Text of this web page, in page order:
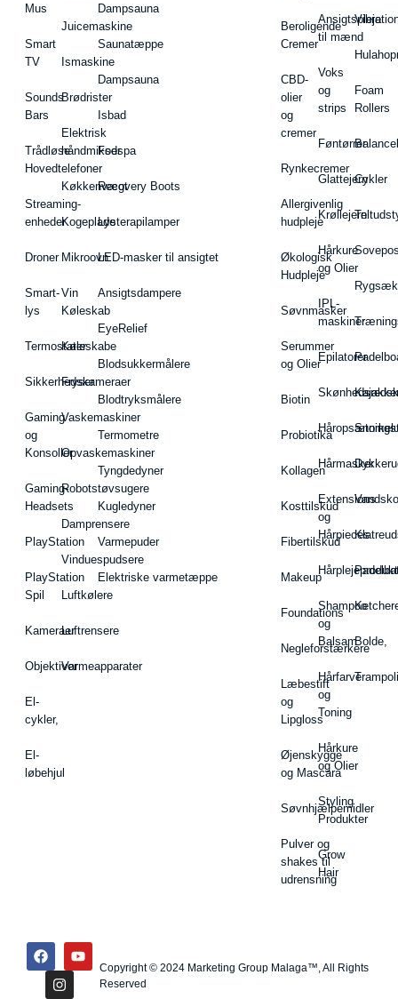
Mus
Smart
TV
Sounds
Bars
Trådløse
Hovedtelefoner
Streaming-
enheder
Droner
Smart-
lys
Termostater
Sikkerhedskameraer
Gaming
og
Konsoller
Gaming-
Headsets
PlayStation
PlayStation
Spil
Kameraer
Objektiver
El-
cykler,
El-
løbehjul
Juicemaskine
Ismaskine
Brødrister
Elektrisk
håndmikser
Køkkenvægt
Kogeplade
Mikroovn
Vin
Køleskab
Køleskabe
Fryser
Vaskemaskiner
Opvaskemaskiner
Robotstøvsugere
Damprensere
Vinduespudsere
Luftkølere
Luftrensere
Varmeapparater
Dampsauna
Saunatæppe
Dampsauna
Isbad
Fodspa
Recovery Boots
Lysterapilamper
LED-masker til ansigtet
Ansigtsdampere
EyeRelief
Blodsukkermålere
Blodtryksmålere
Termometre
Tyngdedyner
Kugledyner
Varmepuder
Elektriske varmetæppe
Beroligende
Cremer
CBD-
olier
og
cremer
Rynkecremer
Allergivenlig
hudpleje
Økologisk
Hudpleje
Søvnmasker
Serummer
og Olier
Biotin
Probiotika
Kollagen
Kosttilskud
Fibertilskud
Makeup
Foundations
Negleforstærkere
Læbestift
og
Lipgloss
Øjenskygge
og Mascara
Søvnhjælpemidler
Pulver og
shakes til
udrensning
Ansigtspleje
til mænd
Voks
og
strips
Føntørrer
Glattejern
Krøllejern
Hårkure
og Olier
IPL-
maskiner
Epilatorer
Hårmasker
Extensions
og
Hårpieces
Shampoo
og
Balsam
Hårfarve
og
Toning
Hårkure
og Olier
Styling
Produkter
Grow
Hair
Foam
Rollers
Cykler
Vandsko
Bolde,
Copyright © 2024 Marketing Group Malaga™, All Rights
Reserved